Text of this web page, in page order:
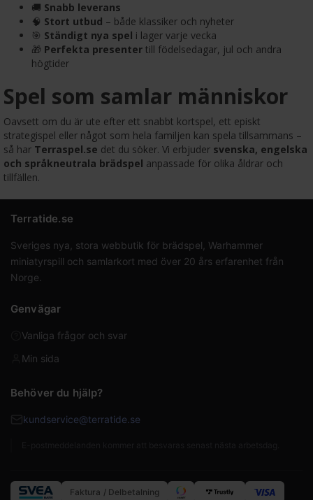
🚚 Snabb leverans
🧠 Stort utbud – både klassiker och nyheter
🎯 Ständigt nya spel i lager varje vecka
🎁 Perfekta presenter till födelsedagar, jul och andra
högtider
Spel som samlar människor
Oavsett om du är ute efter ett snabbt kortspel, ett episkt
strategispel eller något som hela familjen kan spela tillsammans –
så har Terraspel.se det du söker. Vi erbjuder svenska, engelska
och språkneutrala brädspel anpassade för olika åldrar och
tillfällen.
Terratide.se
Sveriges nya, stora webbutik för brädspel, Warhammer
miniatyrspill och samlarkort med över 20 års erfarenhet från
Norge.
Genvägar
Vanliga frågor och svar
Min sida
Behöver du hjälp?
kundservice@terratide.se
Faktura / Delbetalning